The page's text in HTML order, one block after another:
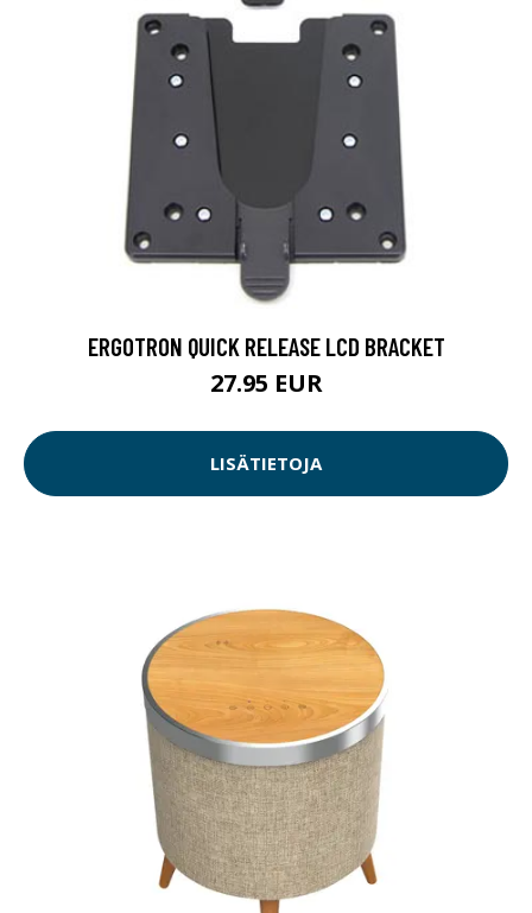
ERGOTRON QUICK RELEASE LCD BRACKET
27.95 EUR
LISÄTIETOJA